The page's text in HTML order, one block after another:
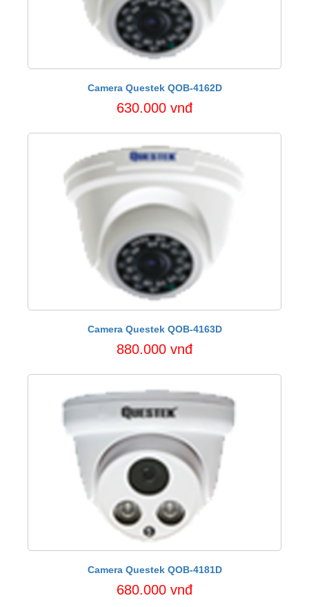
Camera Questek QOB-4162D
630.000 vnđ
Camera Questek QOB-4163D
880.000 vnđ
Camera Questek QOB-4181D
680.000 vnđ